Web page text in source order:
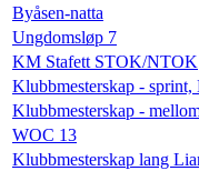
Byåsen-natta
Ungdomsløp 7
KM Stafett STOK/NTOK
Klubbmesterskap - sprint,
Klubbmesterskap -
WOC 13
Klubbmesterskap lang